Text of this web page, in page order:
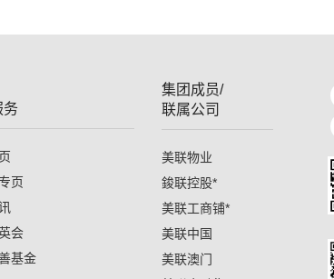
务
页
会
基金
集团成员/
联属公司
美联物业
鋑联控股*
美联工商铺*
美联中国
美联澳门